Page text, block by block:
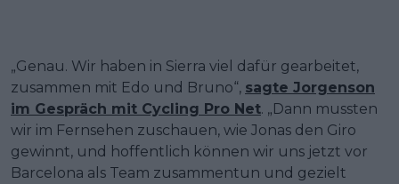
„Genau. Wir haben in Sierra viel dafür gearbeitet,
zusammen mit Edo und Bruno“, sagte Jorgenson
im Gespräch mit Cycling Pro Net. „Dann mussten
wir im Fernsehen zuschauen, wie Jonas den Giro
gewinnt, und hoffentlich können wir uns jetzt vor
Barcelona als Team zusammentun und gezielt